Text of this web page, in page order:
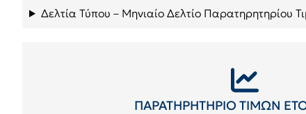
Δελτία Τύπου – Μηνιαίο Δελτίο Παρατηρητηρίου
ΠΑΡΑΤΗΡΗΤΗΡΙΟ ΤΙΜΩΝ